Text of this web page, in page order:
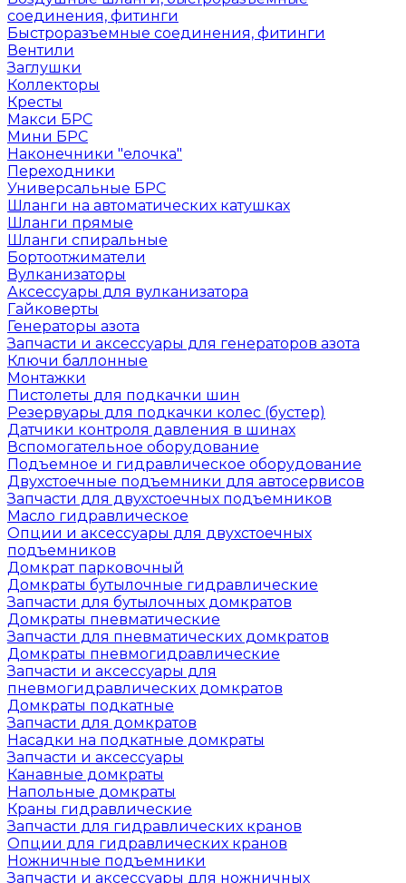
соединения, фитинги
Быстроразъемные соединения, фитинги
Вентили
Заглушки
Коллекторы
Кресты
Макси БРС
Мини БРС
Наконечники "елочка"
Переходники
Универсальные БРС
Шланги на автоматических катушках
Шланги прямые
Шланги спиральные
Бортоотжиматели
Вулканизаторы
Аксессуары для вулканизатора
Гайковерты
Генераторы азота
Запчасти и аксессуары для генераторов азота
Ключи баллонные
Монтажки
Пистолеты для подкачки шин
Резервуары для подкачки колес (бустер)
Датчики контроля давления в шинах
Вспомогательное оборудование
Подъемное и гидравлическое оборудование
Двухстоечные подъемники для автосервисов
Запчасти для двухстоечных подъемников
Масло гидравлическое
Опции и аксессуары для двухстоечных
подъемников
Домкрат парковочный
Домкраты бутылочные гидравлические
Запчасти для бутылочных домкратов
Домкраты пневматические
Запчасти для пневматических домкратов
Домкраты пневмогидравлические
Запчасти и аксессуары для
пневмогидравлических домкратов
Домкраты подкатные
Запчасти для домкратов
Насадки на подкатные домкраты
Запчасти и аксессуары
Канавные домкраты
Напольные домкраты
Краны гидравлические
Запчасти для гидравлических кранов
Опции для гидравлических кранов
Ножничные подъемники
Запчасти и аксессуары для ножничных